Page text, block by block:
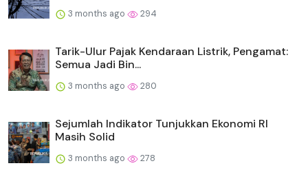
3 months ago 294
Tarik-Ulur Pajak Kendaraan Listrik, Pengamat:
Semua Jadi Bin...
3 months ago 280
Sejumlah Indikator Tunjukkan Ekonomi RI
Masih Solid
3 months ago 278